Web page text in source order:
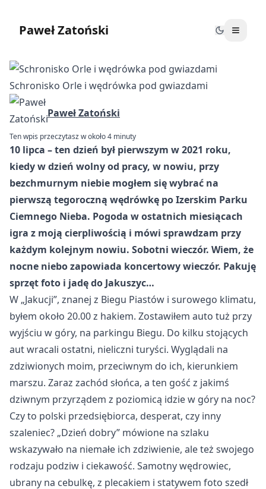
Paweł Zatoński
Schronisko Orle i wędrówka pod gwiazdami
Paweł Zatoński
Ten wpis przeczytasz w około 4 minuty
10 lipca – ten dzień był pierwszym w 2021 roku,
kiedy w dzień wolny od pracy, w nowiu, przy
bezchmurnym niebie mogłem się wybrać na
pierwszą tegoroczną wędrówkę po Izerskim Parku
Ciemnego Nieba. Pogoda w ostatnich miesiącach
igra z moją cierpliwością i mówi sprawdzam przy
każdym kolejnym nowiu. Sobotni wieczór. Wiem, że
nocne niebo zapowiada koncertowy wieczór. Pakuję
sprzęt foto i jadę do Jakuszyc…
W „Jakucji”, znanej z Biegu Piastów i surowego klimatu,
byłem około 20.00 z hakiem. Zostawiłem auto tuż przy
wyjściu w góry, na parkingu Biegu. Do kilku stojących
aut wracali ostatni, nieliczni turyści. Wyglądali na
zdziwionych moim, przeciwnym do ich, kierunkiem
marszu. Zaraz zachód słońca, a ten gość z jakimś
dziwnym przyrządem z poziomicą idzie w góry na noc?
Czy to polski przedsiębiorca, desperat, czy inny
szaleniec? „Dzień dobry” mówione na szlaku
wskazywało na niemałe ich zdziwienie, ale też swojego
rodzaju podziw i ciekawość. Samotny wędrowiec,
ubrany na cebulkę, z plecakiem i statywem foto szedł